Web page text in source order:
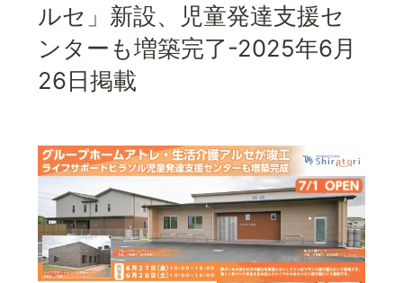
ルセ」新設、児童発達支援セ
ンターも増築完了-2025年6月
26日掲載